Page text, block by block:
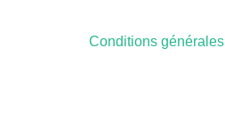
Conditions générales